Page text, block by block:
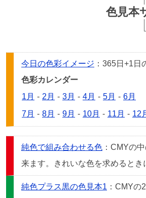
色見本
今日の色彩イメージ ：365日+1日
色彩カレンダー
1月 - 2月 - 3月 - 4月 - 5月 - 6月
7月 - 8月 - 9月 - 10月 - 11月 - 12
純色で組み合わせる色 ：CMYの
来ます。きれいな色を求めるとき
純色プラス黒の色見本1 ：CMY